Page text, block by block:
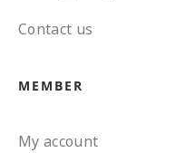
Contact us
MEMBER
My account